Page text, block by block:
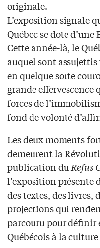
originale.
L’exposition signale
Québec se dote
Cette année-là, le
auquel sont
en quelque sorte
grande effervescence
forces de
fond de volonté
Les deux moments
demeurent la
publication duRefus
l’exposition présente
des textes, des livres,
projections qui
parcouru pour définir
Québécois à la